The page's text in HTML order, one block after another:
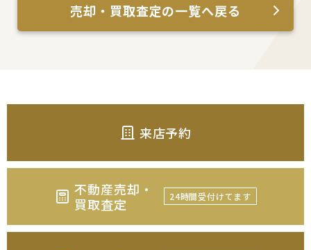
売却・買取査定の一覧へ戻る
来店予約
不動産売却・
買取査定
24時間受付けてます